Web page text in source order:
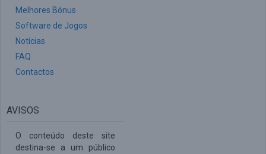
Melhores Bónus
Software de Jogos
Notícias
FAQ
Contactos
AVISOS
O conteúdo deste site
destina-se a um público